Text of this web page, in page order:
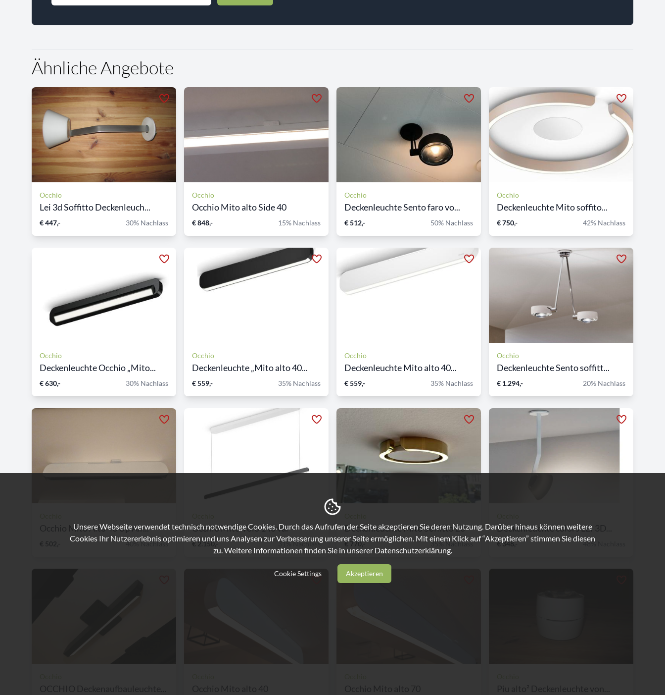
Ähnliche Angebote
Occhio
Lei 3d Soffitto Deckenleuch...
€ 447,- 30% Nachlass
Occhio
Occhio Mito alto Side 40
€ 848,- 15% Nachlass
Occhio
Deckenleuchte Sento faro vo...
€ 512,- 50% Nachlass
Occhio
Deckenleuchte Mito soffito...
€ 750,- 42% Nachlass
Occhio
Deckenleuchte Occhio „Mito...
€ 630,- 30% Nachlass
Occhio
Deckenleuchte „Mito alto 40...
€ 559,- 35% Nachlass
Occhio
Deckenleuchte Mito alto 40...
€ 559,- 35% Nachlass
Occhio
Deckenleuchte Sento soffitt...
€ 1.294,- 20% Nachlass
Occhio Mito Alto 40 Up Air...
€ 502,- 40% Nachlass
Occhio Mito Volo 140 var
€ 2.150,- 31% Nachlass
Deckenleuchte Mito Soffitto 20
€ 770,- 35% Nachlass
Deckenleuchte colors LEI 3D...
€ 348,- 48% Nachlass
Unsere Webseite verwendet technisch notwendige Cookies. Durch das Aufrufen der Seite akzeptieren Sie deren Nutzung. Darüber hinaus können weitere
Cookies Ihr Nutzererlebnis optimieren und uns Analysen zur Verbesserung unserer Seite ermöglichen. Mit einem Klick auf “Akzeptieren” stimmen Sie diesen
zu. Weitere Informationen finden Sie in unserer Datenschutzerklärung.
Cookie Settings Akzeptieren